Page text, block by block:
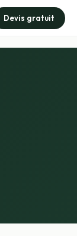
Devis gratuit